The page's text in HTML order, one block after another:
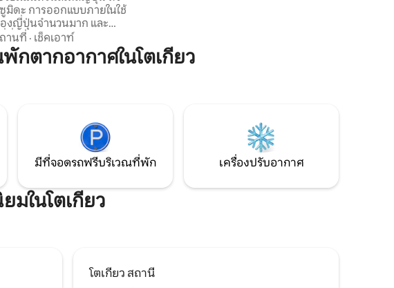
มิดะ การออกแบบภายในใช้
องญี่ปุ่นจำนวนมาก และ
สะดวกสบายและสงบ
กจากนี้ยังมีการเลือกสิ่ง
ดวกและน้ำหอมตามธีม "ฮิ
สุด 5 คน เหมาะสำหรับการ
และการเดินทางของ
เพลินกับการเข้าพักกับ
พื่อนๆ ของคุณที่โรงแรมสไตล์
ม
ากาวะของเขตโคโตะซึ่งเป็น
เมืองประวัติศาสตร์ที่เต็ม
สวนสาธารณะ โรงยิมแห่ง
านที่ · เช็คเอาท์
ชื่นชอบ แล้วเพลิดเพลินกับ "รสชาติของ
เมือง" ในห้องพักของคุณ เราจะมอบ
รถไฟไปยังสถานีอิเคบุคุได้ในเวลาประมาณ 5
นาที ・การเดินทางไปยังพื้นที่สำคัญ เช่น
ชินจูกุ (ประมาณ 15 นาที), โตเกียวและกินซ่า
(ประมาณ 30 นาที) ก็สะดวกมากเช่นกัน
ชมโตเกียว
ตากอากาศในโตเกียว
มีที่จอดรถฟรีบริเวณที่พัก เครื่องปรับอากาศ
มในโตเกียว
โตเกียว สถานี